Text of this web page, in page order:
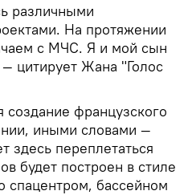
различными
На протяжении
с МЧС. Я и мой сын
цитирует Жана "Голос
создание французского
иными словами —
здесь переплетаться
будет построен в стиле
спацентром, бассейном